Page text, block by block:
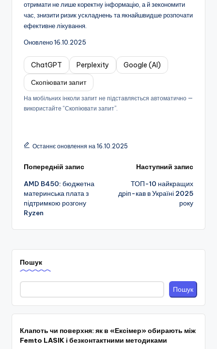
отримати не лише коректну інформацію, а й зекономити
час, знизити ризик ускладнень та якнайшвидше розпочати
ефективне лікування.
Оновлено 16.10.2025
ChatGPT Perplexity
Google (AI)
Скопіювати запит
На мобільних інколи запит не підставляється автоматично —
використайте “Скопіювати запит”.
Останнє оновлення на 16.10.2025
Навігація
по
запису
Попередній запис
AMD B450: бюджетна
материнська плата з
підтримкою розгону
Ryzen
Наступний запис
ТОП-10 найкращих
дріп-кав в Україні 2025
року
Пошук
Пошук
Клапоть чи поверхня: як в «Ексімер» обирають між
Femto LASIK і безконтактними методиками